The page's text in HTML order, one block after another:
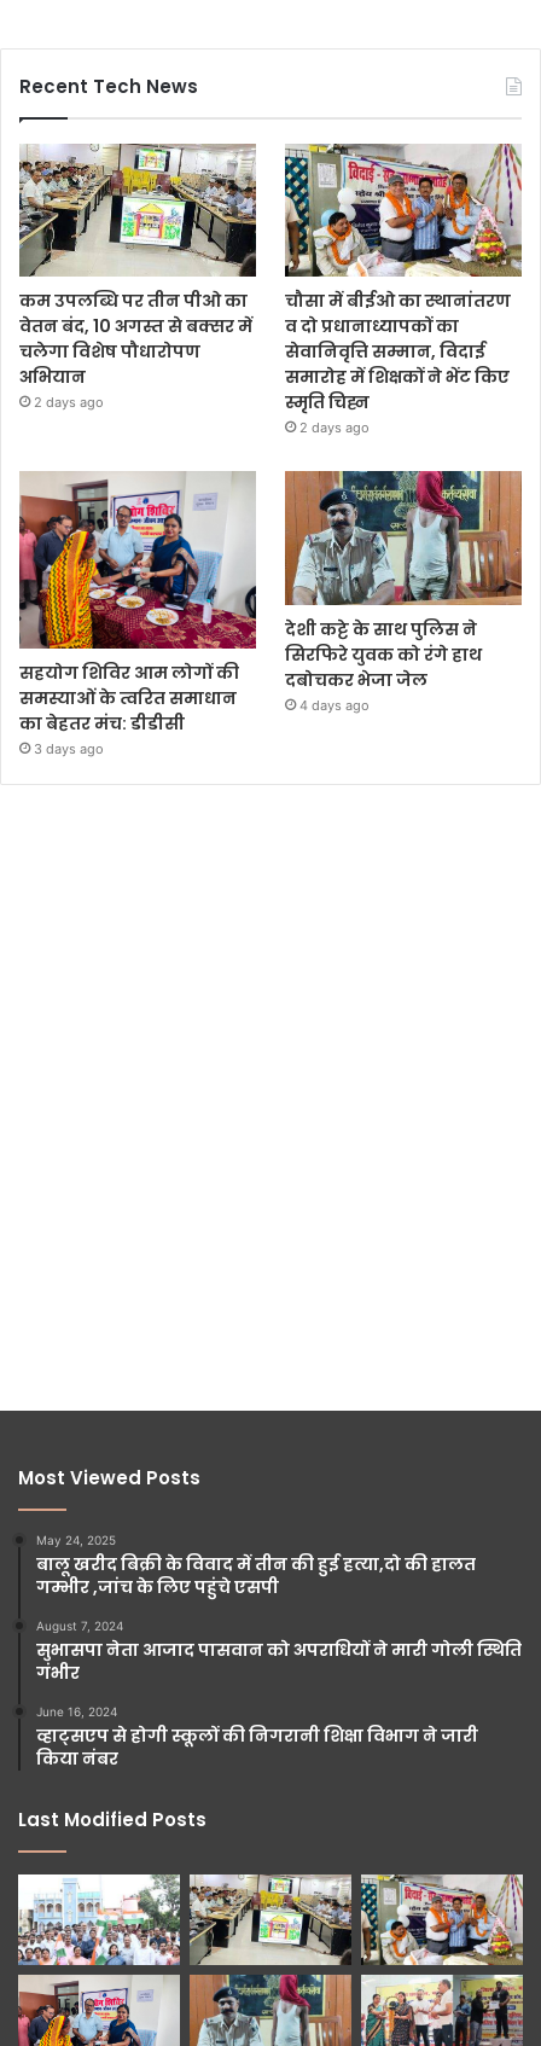
Recent Tech News
कम उपलब्धि पर तीन पीओ का
वेतन बंद, 10 अगस्त से बक्सर में
चलेगा विशेष पौधारोपण
अभियान
2 days ago
चौसा में बीईओ का स्थानांतरण
व दो प्रधानाध्यापकों का
सेवानिवृत्ति सम्मान, विदाई
समारोह में शिक्षकों ने भेंट किए
स्मृति चिह्न
2 days ago
सहयोग शिविर आम लोगों की
समस्याओं के त्वरित समाधान
का बेहतर मंच: डीडीसी
3 days ago
देशी कट्टे के साथ पुलिस ने
सिरफिरे युवक को रंगे हाथ
दबोचकर भेजा जेल
4 days ago
Most Viewed Posts
May 24, 2025
बालू खरीद बिक्री के विवाद में तीन की हुई हत्या,दो की हालत
गम्भीर ,जांच के लिए पहुंचे एसपी
August 7, 2024
सुभासपा नेता आजाद पासवान को अपराधियों ने मारी गोली स्थिति
गंभीर
June 16, 2024
व्हाट्सएप से होगी स्कूलों की निगरानी शिक्षा विभाग ने जारी
किया नंबर
Last Modified Posts